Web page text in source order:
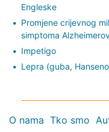
Engleske
Promjene crijevnog
simptoma
Impetigo
Lepra (guba,
O nama Tko smo